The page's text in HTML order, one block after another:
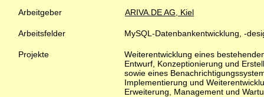
Arbeitgeber ARIVA.DE AG, Kiel
Arbeitsfelder MySQL-Datenbankentwicklung, -
Projekte
Weiterentwicklung eines
Entwurf, Konzeptionierung und
sowie eines
Implementierung und
Erweiterung, Management und